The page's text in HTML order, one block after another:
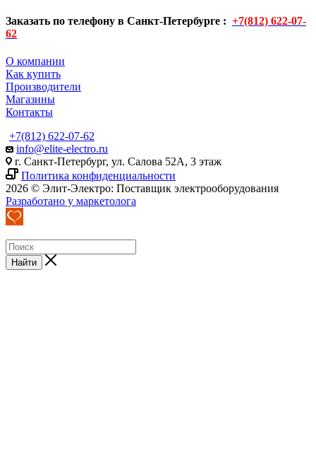
Заказать по телефону в Санкт-Петербурге : +7(812) 622-07-
62
О компании
Как купить
Производители
Магазины
Контакты
+7(812) 622-07-62
info@elite-electro.ru
г. Санкт-Петербург, ул. Салова 52А, 3 этаж
Политика конфиденциальности
2026 © Элит-Электро: Поставщик электрооборудования
Разработано у маркетолога
Найти